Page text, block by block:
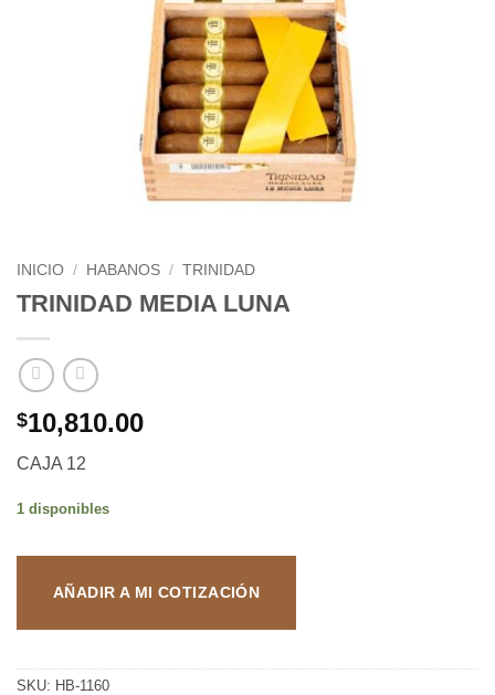
INICIO / HABANOS / TRINIDAD
TRINIDAD MEDIA LUNA
$10,810.00
CAJA 12
1 disponibles
AÑADIR A MI COTIZACIÓN
SKU: HB-1160